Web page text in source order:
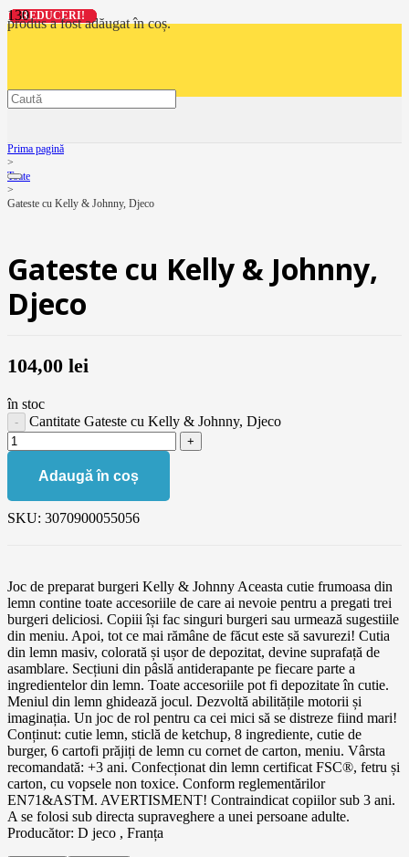
produsa fost adăugat în coș.
Prima pagină
>
Toate
>
Gateste cu Kelly & Johnny, Djeco
Gateste cu Kelly & Johnny,
Djeco
104,00 lei
în stoc
Cantitate Gateste cu Kelly & Johnny, Djeco
Adaugă în coș
SKU: 3070900055056
Joc de preparat burgeri Kelly & Johnny Aceasta cutie frumoasa din
lemn contine toate accesoriile de care ai nevoie pentru a pregati trei
burgeri deliciosi. Copiii își fac singuri burgeri sau urmează sugestiile
din meniu. Apoi, tot ce mai rămâne de făcut este să savurezi! Cutia
din lemn masiv, colorată și ușor de depozitat, devine suprafață de
asamblare. Secțiuni din pâslă antiderapante pe fiecare parte a
ingredientelor din lemn. Toate accesoriile pot fi depozitate în cutie.
Meniul din lemn ghidează jocul. Dezvoltă abilitățile motorii și
imaginația. Un joc de rol pentru ca cei mici să se distreze fiind mari!
Conținut: cutie lemn, sticlă de ketchup, 8 ingrediente, cutie de
burger, 6 cartofi prăjiți de lemn cu cornet de carton, meniu. Vârsta
recomandată: +3 ani. Confecționat din lemn certificat FSC®, fetru și
carton, cu vopsele non toxice. Conform reglementărilor
EN71&ASTM. AVERTISMENT! Contraindicat copiilor sub 3 ani.
A se folosi sub directa supraveghere a unei persoane adulte.
Producător: D jeco , Franța
REDUCERI!
REDUCERI!
REDUCERI!
REDUCERI!